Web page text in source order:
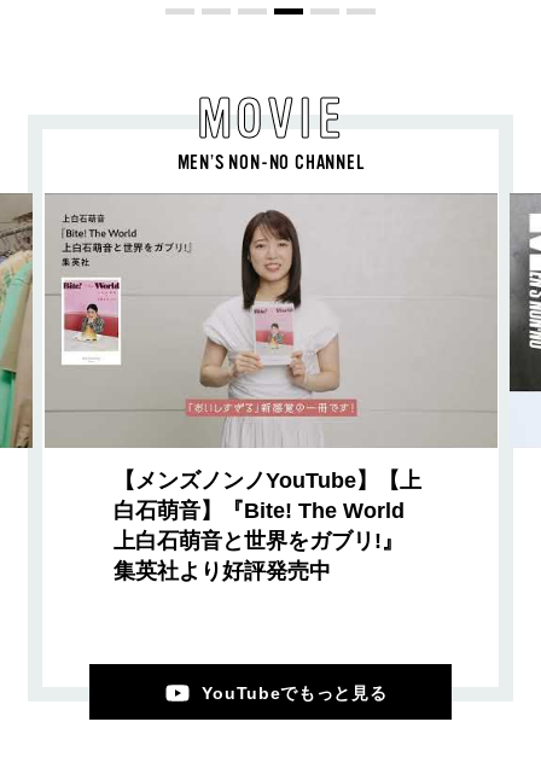
MOVIE
MEN’S NON-NO CHANNEL
【メンズノンノYouTube】【上
白石萌音】『Bite! The World
上白石萌音と世界をガブリ!』
集英社より好評発売中
YouTubeでもっと見る